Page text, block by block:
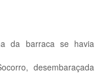
da barraca se havia
desembaraçada